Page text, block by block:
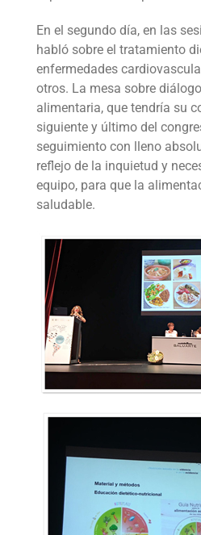
En el segundo día, en las
habló sobre el tratamiento
enfermedades
otros. La mesa sobre
alimentaria, que tendría su
siguiente y último del
seguimiento con lleno
reflejo de la inquietud y
equipo, para que la
saludable.